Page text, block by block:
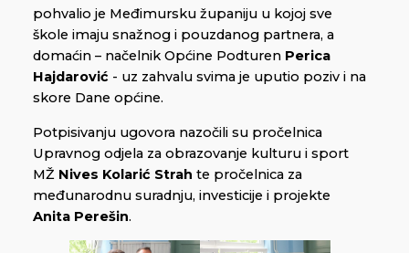
pohvalio je Međimursku županiju u kojoj sve
škole imaju snažnog i pouzdanog partnera, a
domaćin – načelnik Općine Podturen Perica
Hajdarović - uz zahvalu svima je uputio poziv i na
skore Dane općine.
Potpisivanju ugovora nazočili su pročelnica
Upravnog odjela za obrazovanje kulturu i sport
MŽ Nives Kolarić Strah te pročelnica za
međunarodnu suradnju, investicije i projekte
Anita Perešin.